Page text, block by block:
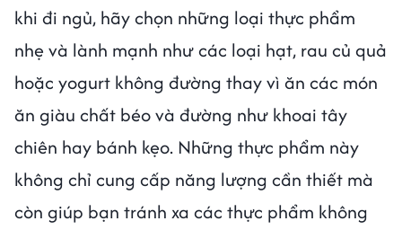
khi đi ngủ, hãy chọn những loại thực phẩm
nhẹ và lành mạnh như các loại hạt, rau củ quả
hoặc yogurt không đường thay vì ăn các món
ăn giàu chất béo và đường như khoai tây
chiên hay bánh kẹo. Những thực phẩm này
không chỉ cung cấp năng lượng cần thiết mà
còn giúp bạn tránh xa các thực phẩm không